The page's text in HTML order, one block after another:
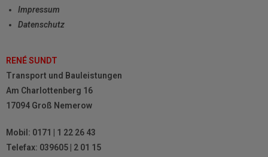
Impressum
Datenschutz
RENÉ SUNDT
Transport und Bauleistungen
Am Charlottenberg 16
17094 Groß Nemerow
Mobil: 0171 | 1 22 26 43
Telefax: 039605 | 2 01 15